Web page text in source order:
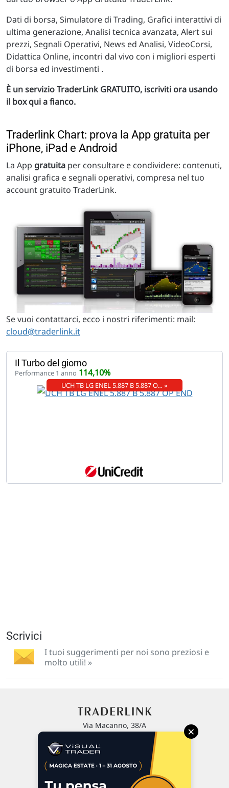
Dati di borsa, Simulatore di Trading, Grafici interattivi di
ultima generazione, Analisi tecnica avanzata, Alert sui
prezzi, Segnali Operativi, News ed Analisi, VideoCorsi,
Didattica Online, incontri dal vivo con i migliori esperti
di borsa ed investimenti .
È un servizio TraderLink GRATUITO, iscriviti ora usando
il box qui a fianco.
Traderlink Chart: prova la App gratuita per
iPhone, iPad e Android
La App gratuita per consultare e condividere: contenuti,
analisi grafica e segnali operativi, compresa nel tuo
account gratuito TraderLink.
Se vuoi contattarci, ecco i nostri riferimenti: mail:
cloud@traderlink.it
Il Turbo del giorno
Performance 1 anno 114,10%
UCH TB LG ENEL 5.887 B 5.887 O… »
Scrivici
I tuoi suggerimenti per noi sono preziosi e
molto utili! »
Via Macanno, 38/A
P.IVA 02 452 460 401
×